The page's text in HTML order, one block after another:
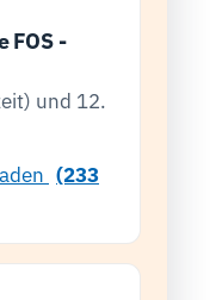
FOS -
und 12.
(233